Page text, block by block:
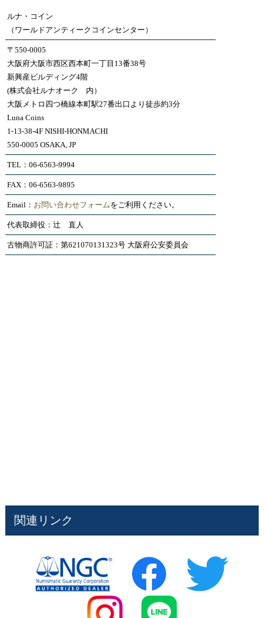
ルナ・コイン
（ワールドアンティークコインセンター）
〒550-0005
大阪府大阪市西区西本町一丁目13番38号
新興産ビルディング4階
(株式会社ルナオーク 内）
大阪メトロ四つ橋線本町駅27番出口より徒歩約3分
Luna Coins
1-13-38-4F NISHI-HONMACHI
550-0005 OSAKA, JP
TEL：06-6563-9994
FAX：06-6563-9895
Email： お問い合わせフォームをご利用ください。
代表取締役：辻 直人
古物商許可証：第621070131323号 大阪府公安委員会
関連リンク